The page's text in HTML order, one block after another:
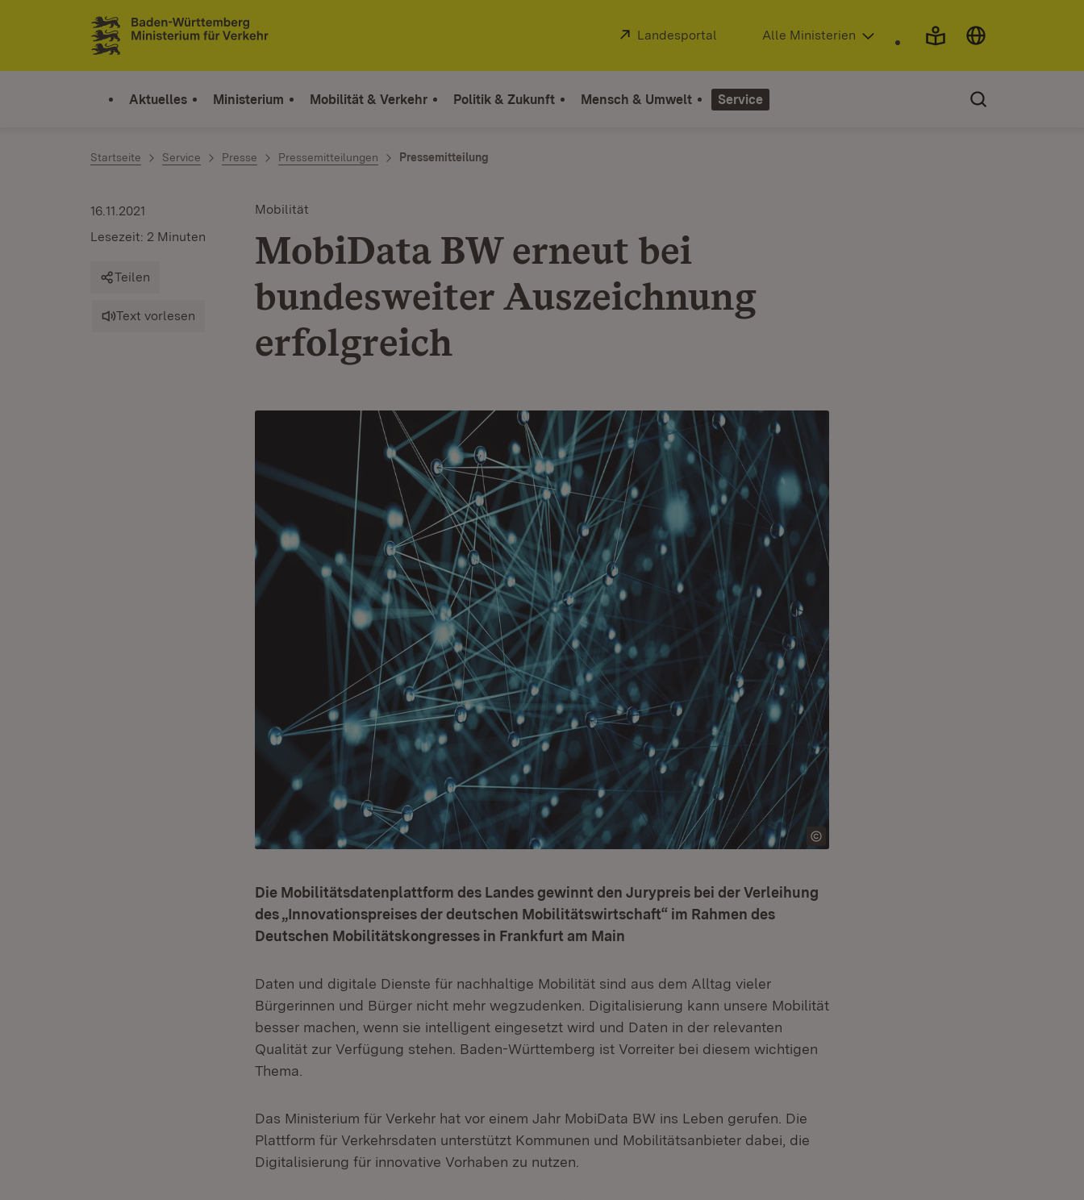
Zum Inhalt springen
Link zur Startseite
Extern:
Landesportal (Öffnet in neuem Fenster)
Alle Ministerien
Aktuelles Ministerium Mobilität & Verkehr Politik & Zukunft Mensch & Umwelt Service
Startseite Service Presse Pressemitteilungen Pressemitteilung
Mobilität
MobiData BW erneut bei
bundesweiter Auszeichnung
erfolgreich
16.11.2021
Lesezeit: 2 Minuten
Teilen
Text vorlesen
Die Mobilitätsdatenplattform des Landes gewinnt den Jurypreis bei der Verleihung
des „Innovationspreises der deutschen Mobilitätswirtschaft“ im Rahmen des
Deutschen Mobilitätskongresses in Frankfurt am Main
Daten und digitale Dienste für nachhaltige Mobilität sind aus dem Alltag vieler
Bürgerinnen und Bürger nicht mehr wegzudenken. Digitalisierung kann unsere Mobilität
besser machen, wenn sie intelligent eingesetzt wird und Daten in der relevanten
Qualität zur Verfügung stehen. Baden-Württemberg ist Vorreiter bei diesem wichtigen
Thema.
Das Ministerium für Verkehr hat vor einem Jahr MobiData BW ins Leben gerufen. Die
Plattform für Verkehrsdaten unterstützt Kommunen und Mobilitäts­anbieter dabei, die
Digitalisierung für innovative Vorhaben zu nutzen.